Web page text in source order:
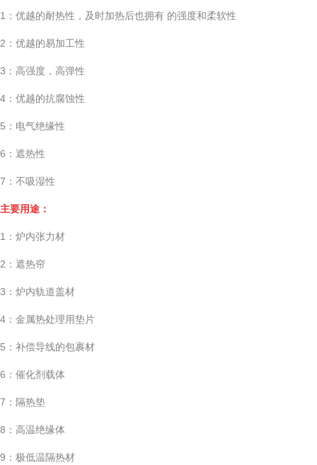
1：优越的耐热性，及时加热后也拥有 的强度和柔软性
2：优越的易加工性
3：高强度，高弹性
4：优越的抗腐蚀性
5：电气绝缘性
6：遮热性
7：不吸湿性
主要用途 ：
1：炉内张力材
2：遮热帘
3：炉内轨道盖材
4：金属热处理用垫片
5：补偿导线的包裹材
6：催化剂载体
7：隔热垫
8：高温绝缘体
9：极低温隔热材